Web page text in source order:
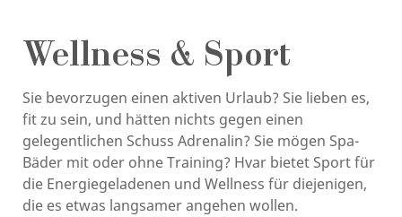
Wellness & Sport
Sie bevorzugen einen aktiven Urlaub? Sie lieben es,
fit zu sein, und hätten nichts gegen einen
gelegentlichen Schuss Adrenalin? Sie mögen Spa-
Bäder mit oder ohne Training? Hvar bietet Sport für
die Energiegeladenen und Wellness für diejenigen,
die es etwas langsamer angehen wollen.